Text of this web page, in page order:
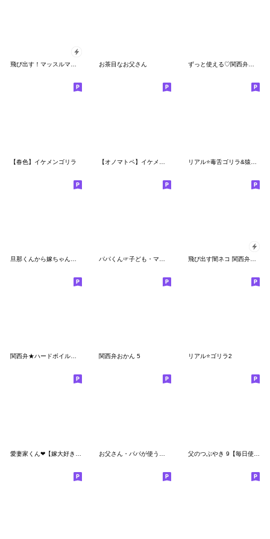
飛び出す！マッスルマッチョゴリラスタンプ お茶目なお父さん ずっと使える♡関西弁メスゴリラ
【春色】イケメンゴリラ リアル⭐️毒舌ゴリラ&猿ミックス
飛び出す闇ネコ 関西弁【コテコテ度★★】
関西弁★ハードボイルド！！ 関西弁おかん 5 リアル⭐ゴリラ2
父のつぶやき 9【毎日使える編】